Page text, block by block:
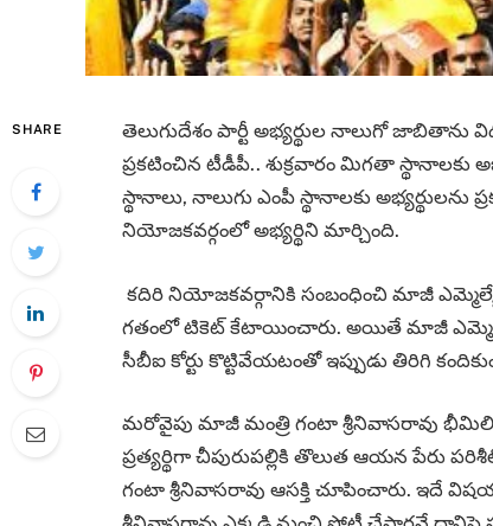
SHARE
తెలుగుదేశం పార్టీ అభ్యర్థుల నాలుగో జాబితాను
ప్రకటించిన టీడీపీ.. శుక్రవారం మిగతా స్థానాలకు
స్థానాలు, నాలుగు ఎంపీ స్థానాలకు అభ్యర్థులను
నియోజకవర్గంలో అభ్యర్థిని మార్చింది.
కదిరి నియోజకవర్గానికి సంబంధించి మాజీ
గతంలో టికెట్ కేటాయించారు. అయితే మాజీ ఎమ్మెల్యే
సీబీఐ కోర్టు కొట్టివేయటంతో ఇప్పుడు తిరిగి
మరోవైపు మాజీ మంత్రి గంటా శ్రీనివాసరావు
ప్రత్యర్థిగా చీపురుపల్లికి తొలుత ఆయన పేరు
గంటా శ్రీనివాసరావు ఆసక్తి చూపించారు. ఇదే